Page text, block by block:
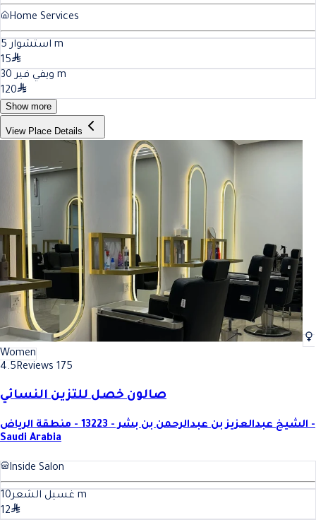
Home Services
استشوار 5
m
15
ويفي فير 30
m
120
Show more
View Place Details
Women
4.5Reviews 175
صالون خصل للتزين النسائي
الشيخ عبدالعزيز بن عبدالرحمن بن بشر - 13223 - منطقة الرياض -
Saudi Arabia
Inside Salon
غسيل الشعر10
m
12